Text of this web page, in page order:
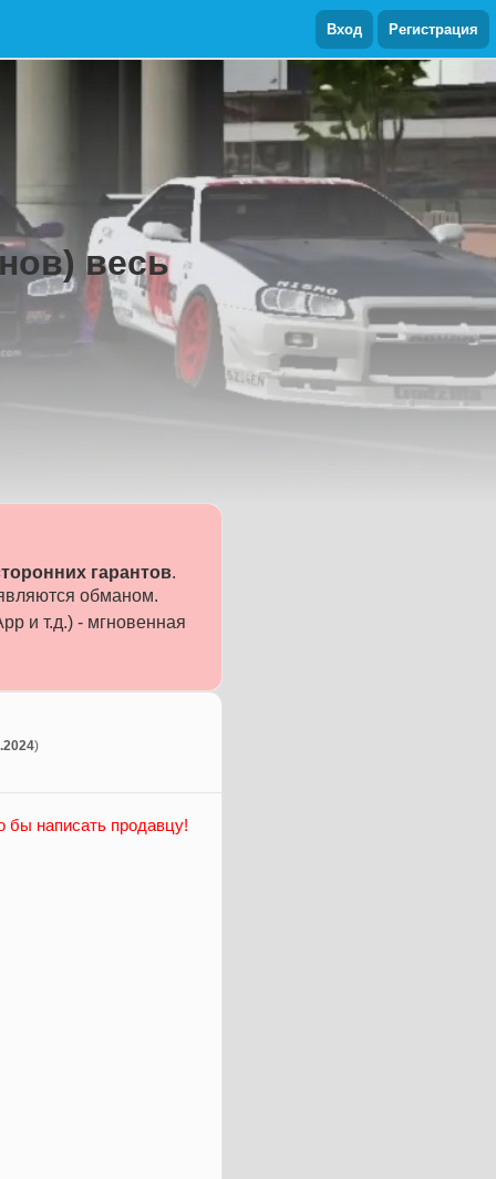
Вход Регистрация
весь
гарантов.
обманом.
и т.д.) - мгновенная
)
бы написать продавцу!